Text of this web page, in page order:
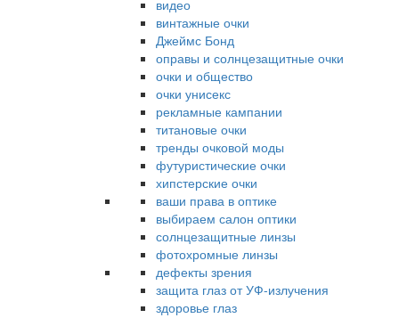
видео
винтажные очки
Джеймс Бонд
оправы и солнцезащитные очки
очки и общество
очки унисекс
рекламные кампании
титановые очки
тренды очковой моды
футуристические очки
хипстерские очки
ваши права в оптике
выбираем салон оптики
солнцезащитные линзы
фотохромные линзы
дефекты зрения
защита глаз от УФ-излучения
здоровье глаз